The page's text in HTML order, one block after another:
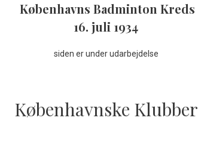
Københavns Badminton Kreds
16. juli 1934
siden er under udarbejdelse
Københavnske Klubber